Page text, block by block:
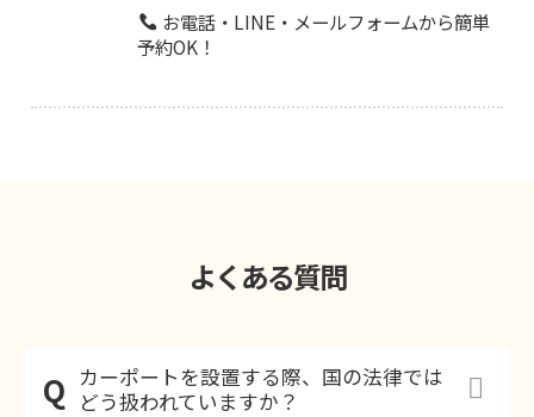
お電話・LINE・メールフォームから簡単
予約OK！
よくある質問
カーポートを設置する際、国の法律では
どう扱われていますか？